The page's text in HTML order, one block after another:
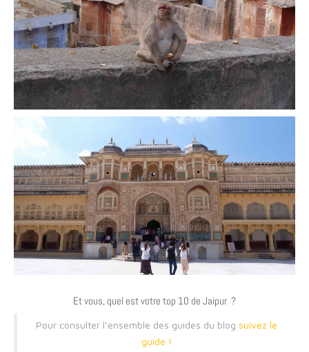
Et vous, quel est votre top 10 de Jaipur ?
Pour consulter l’ensemble des guides du blog suivez le
guide !